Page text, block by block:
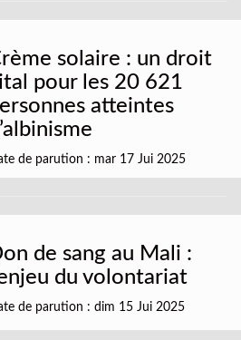
solaire : un droit
pour les 20 621
atteintes
de parution : mar 17 Jui 2025
de sang au Mali :
du volontariat
de parution : dim 15 Jui 2025